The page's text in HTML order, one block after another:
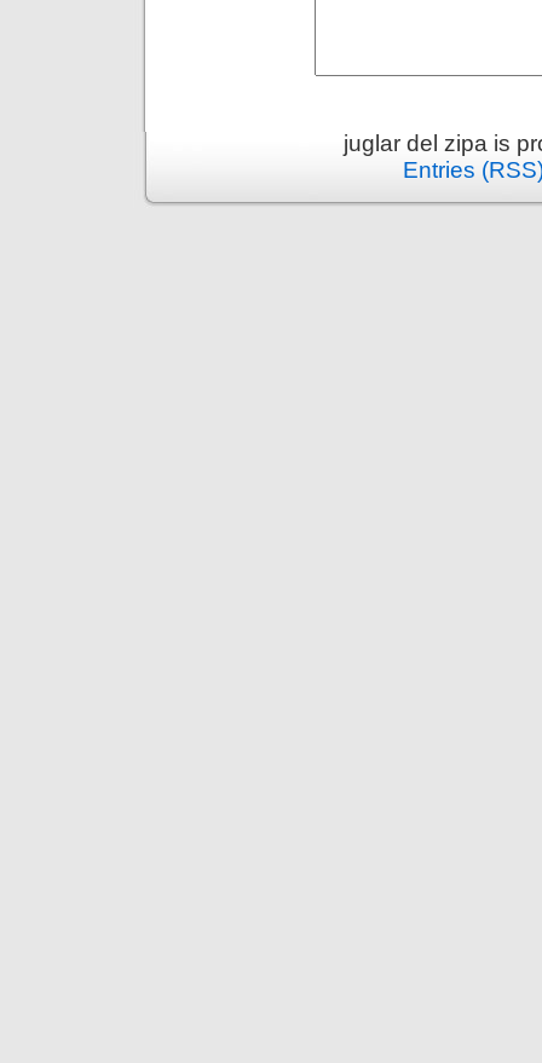
juglar del zipa is
Entries